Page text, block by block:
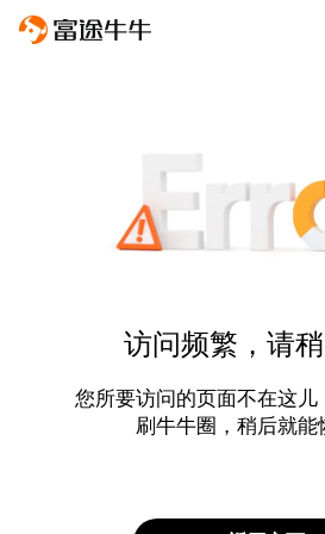
访问频繁，请
您所要访问的页面不在这儿
刷牛牛圈，稍后就能